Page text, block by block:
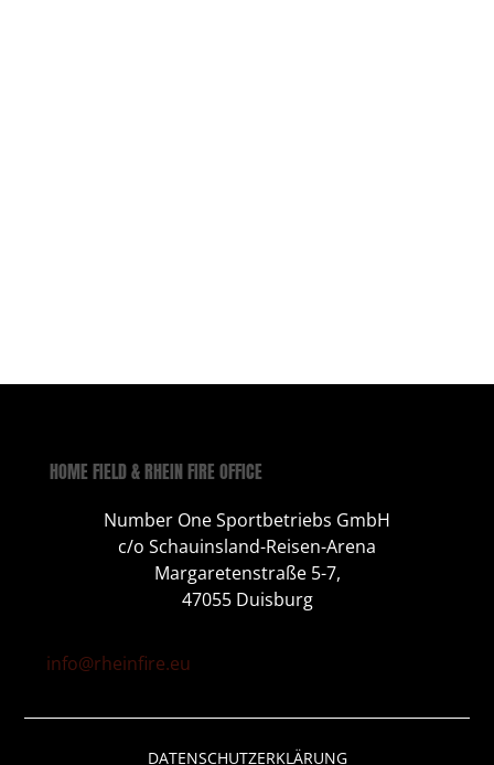
HOME FIELD & RHEIN FIRE OFFICE
Number One Sportbetriebs GmbH
c/o Schauinsland-Reisen-Arena
Margaretenstraße 5-7,
47055 Duisburg
info@rheinfire.eu
DATENSCHUTZERKLÄRUNG